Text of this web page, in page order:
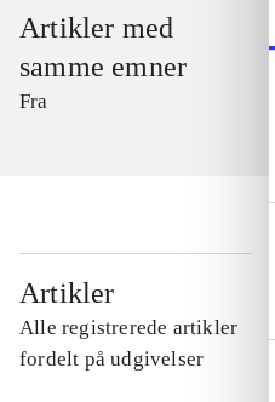
Artikler med
samme emner
Fra
Artikler
Alle registrerede artikler
fordelt på udgivelser